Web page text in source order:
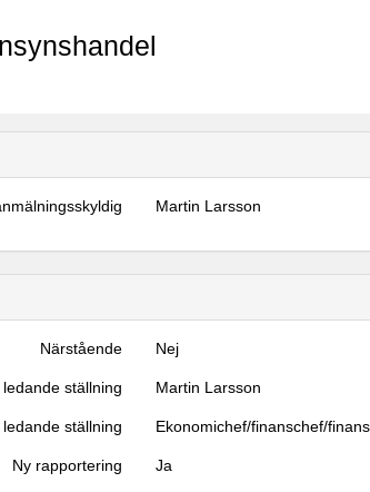
Martin Larsson
Närstående Nej
ställning Martin Larsson
ställning Ekonomichef/finanschef/
Ny rapportering Ja